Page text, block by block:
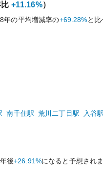
+11.16%）
8年の平均増減率の+69.28%と比
南千住駅 荒川二丁目駅 入谷駅
後+26.91%になると予想され